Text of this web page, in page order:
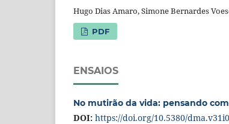
Hugo Dias Amaro, Simone Bernardes
PDF
ENSAIOS
No mutirão da vida: pensando
DOI: https://doi.org/10.5380/